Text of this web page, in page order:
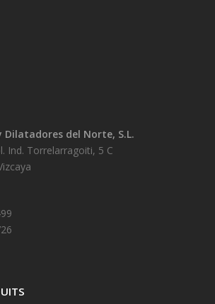
Dilatadores del Norte, S.L.
Ind. Torrelarragoiti, 5 C